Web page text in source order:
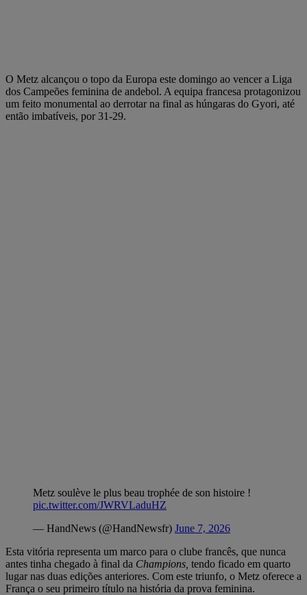
O Metz alcançou o topo da Europa este domingo ao vencer a Liga
dos Campeões feminina de andebol. A equipa francesa protagonizou
um feito monumental ao derrotar na final as húngaras do Gyori, até
então imbatíveis, por 31-29.
Metz soulève le plus beau trophée de son histoire !
pic.twitter.com/JWRVLaduHZ
— HandNews (@HandNewsfr) June 7, 2026
Esta vitória representa um marco para o clube francês, que nunca
antes tinha chegado à final da Champions, tendo ficado em quarto
lugar nas duas edições anteriores. Com este triunfo, o Metz oferece a
França o seu primeiro título na história da prova feminina.